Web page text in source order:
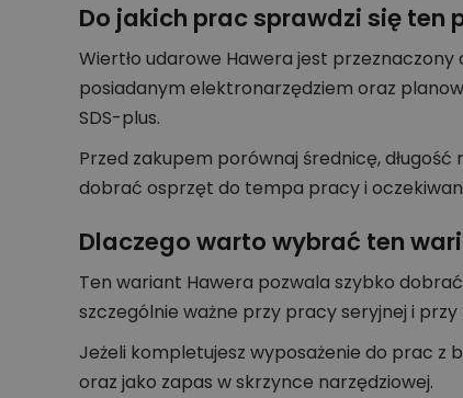
Do jakich prac sprawdzi się ten
Wiertło udarowe Hawera jest
posiadanym elektronarzędziem oraz
SDS-plus.
Przed zakupem porównaj średnicę,
dobrać osprzęt do tempa pracy i
Dlaczego warto wybrać ten
Ten wariant Hawera pozwala szybko
szczególnie ważne przy pracy seryjnej i
Jeżeli kompletujesz wyposażenie do prac z
oraz jako zapas w skrzynce narzędziowej.